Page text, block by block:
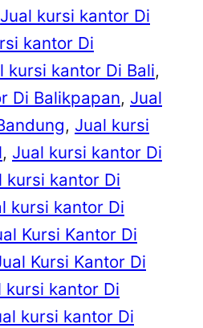
Jual kursi kantor Di
kantor Di
kursi kantor Di Bali
Di Balikpapan, Jual
, Jual kursi
, Jual kursi kantor Di
kursi kantor Di
kursi kantor Di
Kursi Kantor Di
Kursi Kantor Di
kursi kantor Di
kursi kantor Di